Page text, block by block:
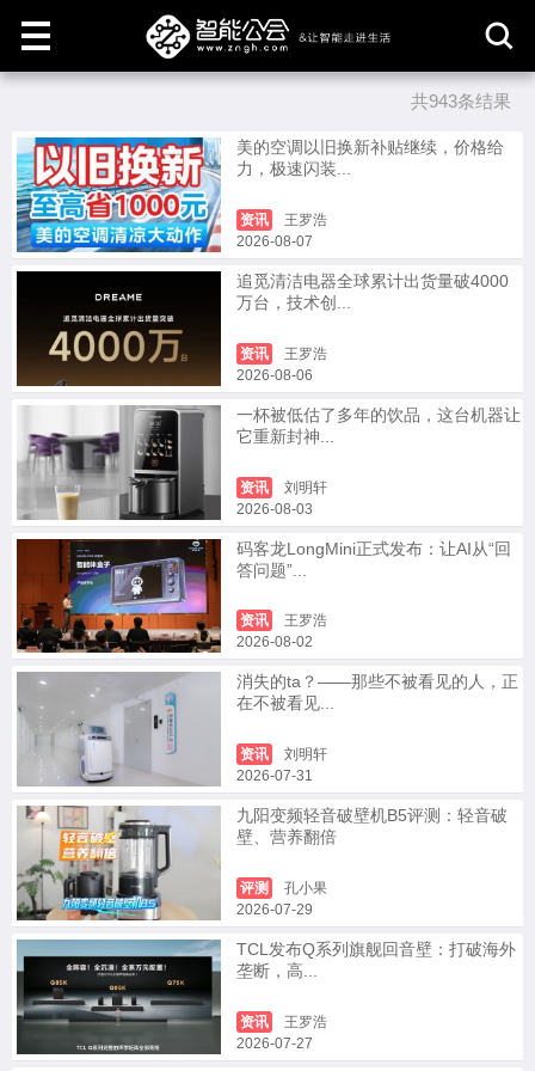
共943条结果
美的空调以旧换新补贴继续，价格给
力，极速闪装...
资讯
王罗浩
2026-08-07
追觅清洁电器全球累计出货量破4000
万台，技术创...
资讯
王罗浩
2026-08-06
一杯被低估了多年的饮品，这台机器让
它重新封神...
资讯
刘明轩
2026-08-03
码客龙LongMini正式发布：让AI从“回
答问题”...
资讯
王罗浩
2026-08-02
消失的ta？——那些不被看见的人，正
在不被看见...
资讯
刘明轩
2026-07-31
九阳变频轻音破壁机B5评测：轻音破
壁、营养翻倍
评测
孔小果
2026-07-29
TCL发布Q系列旗舰回音壁：打破海外
垄断，高...
资讯
王罗浩
2026-07-27